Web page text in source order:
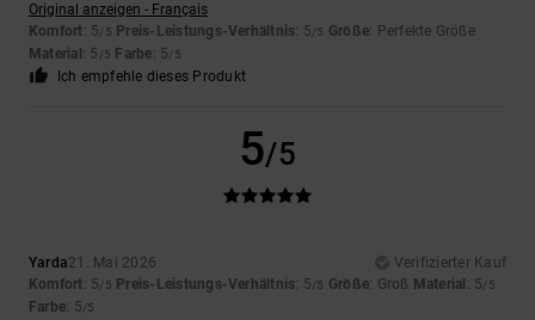
Original anzeigen - Français
Komfort: 5/5 Preis-Leistungs-Verhältnis: 5/5 Größe: Perfekte Größe
Material : 5 /5 Farbe: 5/5
Ich empfehle dieses Produkt
5/5
Yarda21. Mai 2026
Verifizierter Kauf
Komfort: 5/5 Preis-Leistungs-Verhältnis: 5/5 Größe: Groß Material : 5/5
Farbe: 5/5